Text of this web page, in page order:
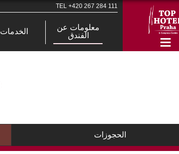
TEL +420 267 284 111
معلومات عن
الفندق
الخدمات
الحجوزات